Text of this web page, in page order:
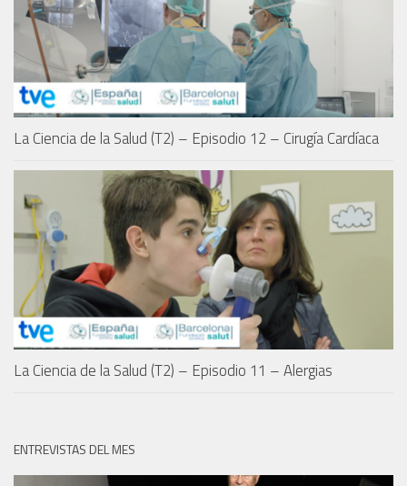
La Ciencia de la Salud (T2) – Episodio 12 – Cirugía Cardíaca
La Ciencia de la Salud (T2) – Episodio 11 – Alergias
ENTREVISTAS DEL MES